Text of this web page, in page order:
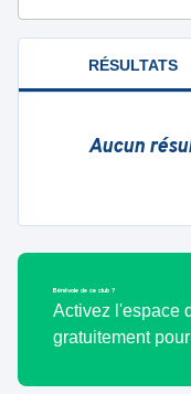
RÉSULTATS
Aucun
Bénévole de ce club ?
Activez l'espace
gratuitement